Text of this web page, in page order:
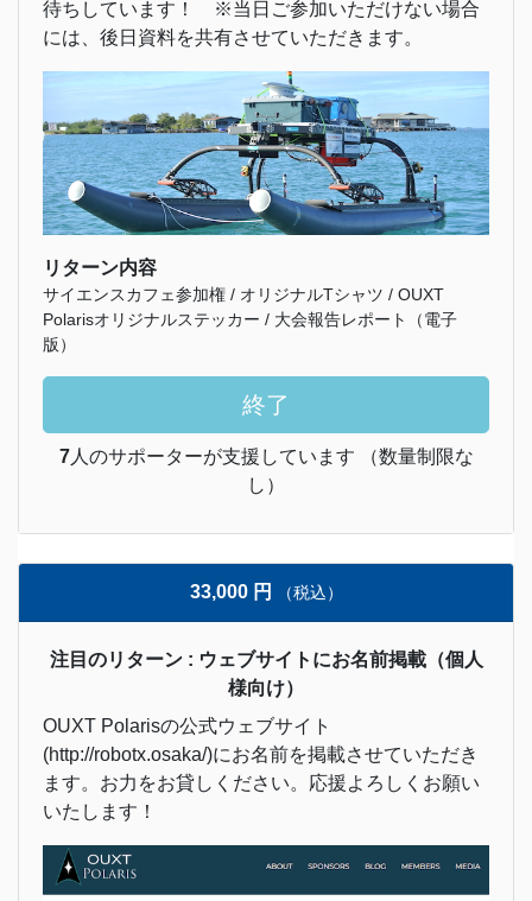
待ちしています！ ※当日ご参加いただけない場合
には、後日資料を共有させていただきます。
リターン内容
サイエンスカフェ参加権 / オリジナルTシャツ / OUXT
Polarisオリジナルステッカー / 大会報告レポート（電子
版）
終了
7人のサポーターが支援しています （数量制限な
し）
33,000 円 （税込）
注目のリターン : ウェブサイトにお名前掲載（個人
様向け）
OUXT Polarisの公式ウェブサイト
(http://robotx.osaka/)にお名前を掲載させていただき
ます。お力をお貸しください。応援よろしくお願い
いたします！